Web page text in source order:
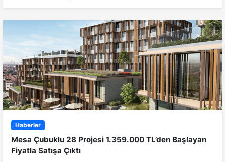
Haberler
Mesa Çubuklu 28 Projesi 1.359.000 TL’den Başlayan
Fiyatla Satışa Çıktı